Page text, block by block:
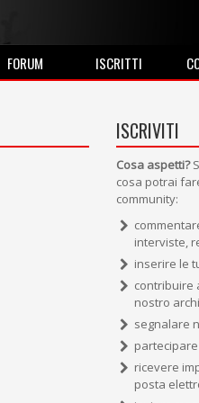
FORUM ISCRITTI
ISCRIVITI
Cosa aspetti?
cosa potrai
community:
interviste,
inserire le
contribuire
nostro
segnalare
ricevere
posta